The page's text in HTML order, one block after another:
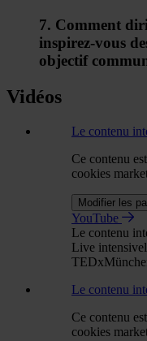
7. Comment
inspirez-vous
objectif
Vidéos
Le contenu
Ce contenu
cookies
Modifier les
YouTube
Le contenu
Live
Le contenu
Ce contenu
cookies